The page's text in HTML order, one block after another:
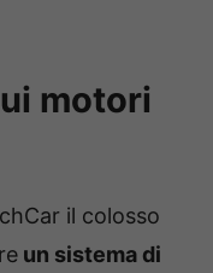
motori
il colosso
un sistema di